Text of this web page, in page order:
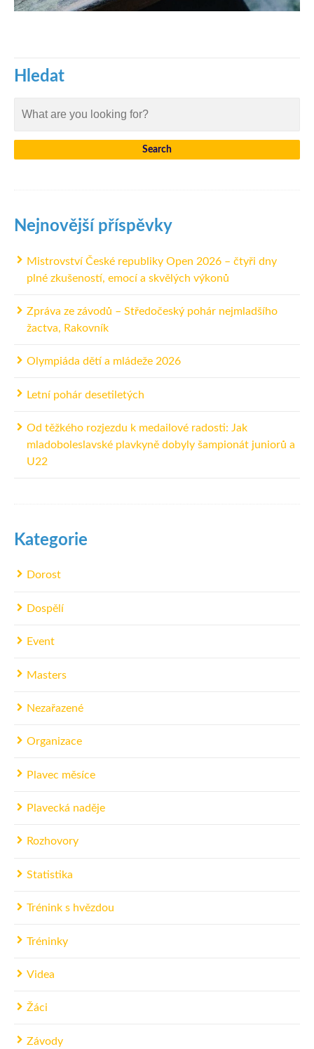
Hledat
Nejnovější příspěvky
Mistrovství České republiky Open 2026 – čtyři dny
plné zkušeností, emocí a skvělých výkonů
Zpráva ze závodů – Středočeský pohár nejmladšího
žactva, Rakovník
Olympiáda dětí a mládeže 2026
Letní pohár desetiletých
Od těžkého rozjezdu k medailové radosti: Jak
mladoboleslavské plavkyně dobyly šampionát juniorů a
U22
Kategorie
Dorost
Dospělí
Event
Masters
Nezařazené
Organizace
Plavec měsíce
Plavecká naděje
Rozhovory
Statistika
Trénink s hvězdou
Tréninky
Videa
Žáci
Závody